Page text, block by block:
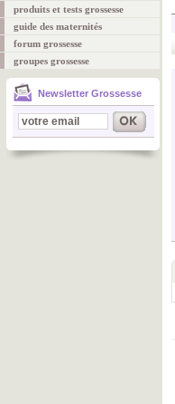
produits et tests grossesse
guide des maternités
forum grossesse
groupes grossesse
Newsletter Grossesse